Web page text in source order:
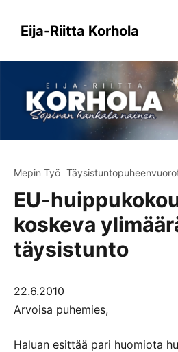
sisältöönEija-Riitta Korhola
Mepin Työ
EU-
koskeva
täysistunto
22.6.2010
Arvoisa puhemies,
Haluan esittää pari huomiota